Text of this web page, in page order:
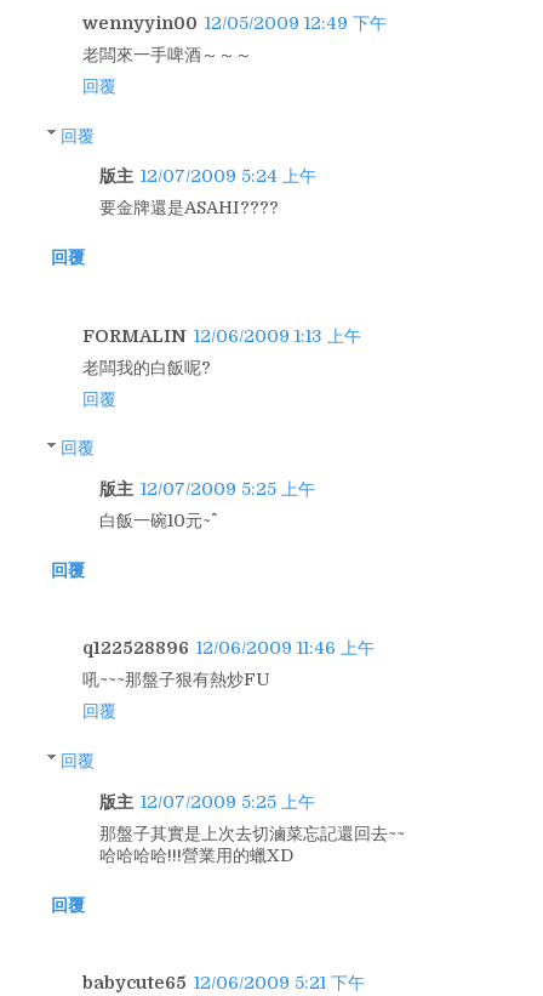
wennyyin00 12/05/2009 12:49 下午
老闆來一手啤酒～～～
回覆
回覆
版主 12/07/2009 5:24 上午
要金牌還是ASAHI????
回覆
FORMALIN 12/06/2009 1:13 上午
老闆我的白飯呢?
回覆
回覆
版主 12/07/2009 5:25 上午
白飯一碗10元~^^
回覆
q122528896 12/06/2009 11:46 上午
吼~~~那盤子狠有熱炒FU
回覆
回覆
版主 12/07/2009 5:25 上午
那盤子其實是上次去切滷菜忘記還回去~~
哈哈哈哈!!!營業用的蠟XD
回覆
babycute65 12/06/2009 5:21 下午